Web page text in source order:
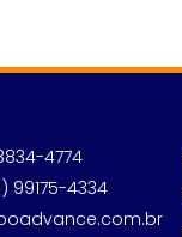
4774
99175-4334